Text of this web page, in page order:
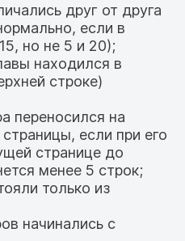
друг от друга
если в
но не 5 и 20);
находился в
строке)
переносился на
если при его
странице до
менее 5 строк;
только из
начинались с